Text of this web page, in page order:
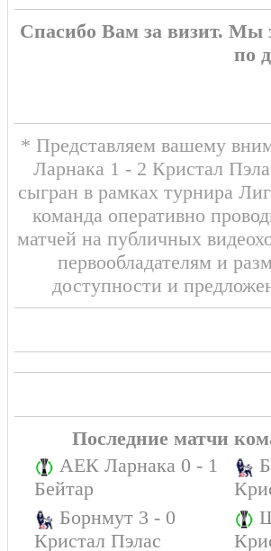
Спасибо Вам за визит. Мы
по
* Представляем вашему
Ларнака 1 - 2 Кристал
сыгран в рамках турнира
команда оперативно
матчей на публичных
первообладателям и
доступности и
Последние матчи
АЕК Ларнака 0 - 1
Бейтар
Борнмут 3 - 0
Кристал Пэлас